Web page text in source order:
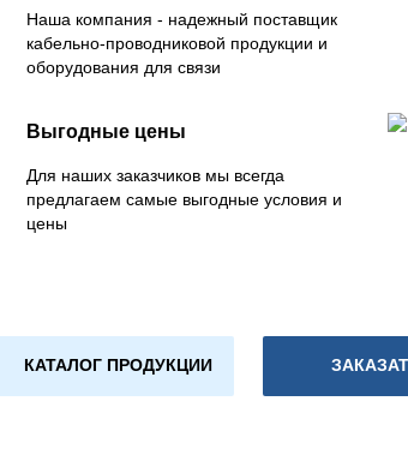
Наша компания - надежный поставщик
кабельно-проводниковой продукции и
оборудования для связи
Выгодные цены
Для наших заказчиков мы всегда
предлагаем самые выгодные условия и
цены
КАТАЛОГ ПРОДУКЦИИ